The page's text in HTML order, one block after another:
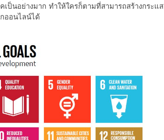
ป็นอย่างมาก ทำให้ใครก็ตามที่สามารถสร้างกระแส
ออนไลน์ได้